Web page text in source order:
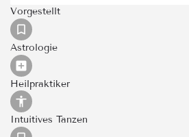
Vorgestellt
Astrologie
Heilpraktiker
Intuitives Tanzen